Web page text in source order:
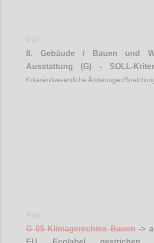
8.
Gebäude / Bauen und
Ausstattung (G) - SOLL-
Kriterien/wesentliche Änderungen/
G 05 Klimagerechtes Bauen->